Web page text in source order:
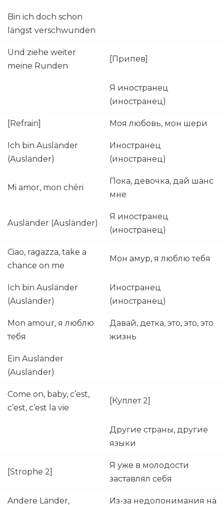
Bin ich doch schon
längst verschwunden
Und ziehe weiter
meine Runden
[Припев]
Я иностранец
(иностранец)
[Refrain] Моя любовь, мон шери
Ich bin Ausländer
(Ausländer)
Иностранец
(иностранец)
Mi amor, mon chéri
Пока, девочка, дай шанс
мне
Ausländer (Ausländer)
Я иностранец
(иностранец)
Ciao, ragazza, take a
chance on me
Мон амур, я люблю тебя
Ich bin Ausländer
(Ausländer)
Иностранец
(иностранец)
Mon amour, я люблю
тебя
Давай, детка, это, это, это
жизнь
Ein Ausländer
(Ausländer)
Come on, baby, c’est,
c’est, c’est la vie
[Куплет 2]
Другие страны, другие
языки
[Strophe 2]
Я уже в молодости
заставлял себя
Andere Länder, Из-за недопонимания на